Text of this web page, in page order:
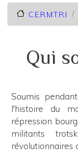
C.E.R.M.T.R.I
Qui
Soumis
l'histoire du
répression
militants
révolutionnaires